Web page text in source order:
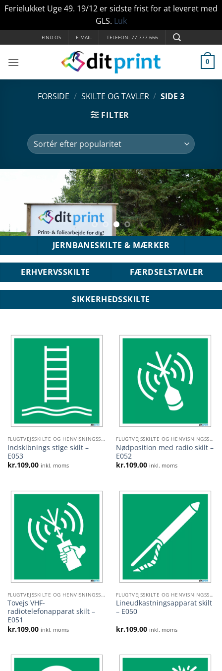
Ferielukket Uge 49. 19/12 er sidste frist for at leveret med
GLS. Luk
til
indhold
FIND OS E-MAIL TELEFON: 77 777 666
0
FORSIDE / SKILTE OG TAVLER / SIDE 3
FILTER
JERNBANESKILTE & MÆRKER
ERHVERVSSKILTE FÆRDSELSTAVLER
SIKKERHEDSSKILTE
FLUGTVEJSSKILTE OG HENVISNINGSSKILTE
Indskibnings stige skilt –
E053
kr.109,00 inkl. moms
FLUGTVEJSSKILTE OG HENVISNINGSSKILTE
Nødposition med radio skilt –
E052
kr.109,00 inkl. moms
FLUGTVEJSSKILTE OG HENVISNINGSSKILTE
Tovejs VHF-
radiotelefonapparat skilt –
E051
kr.109,00 inkl. moms
FLUGTVEJSSKILTE OG HENVISNINGSSKILTE
Lineudkastningsapparat skilt
– E050
kr.109,00 inkl. moms